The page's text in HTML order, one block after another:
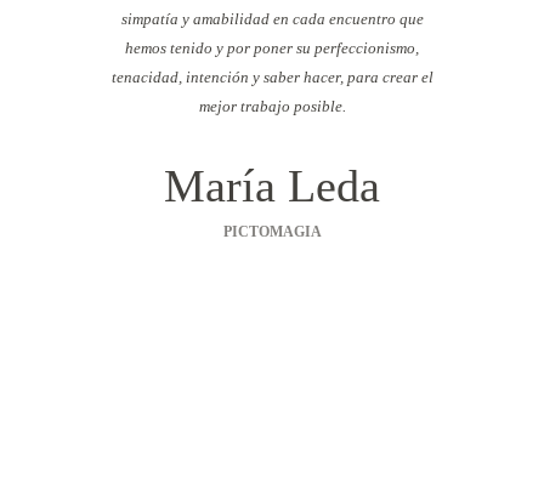
simpatía y amabilidad en cada encuentro que
hemos tenido y por poner su perfeccionismo,
tenacidad, intención y saber hacer, para crear el
mejor trabajo posible.
María Leda
PICTOMAGIA